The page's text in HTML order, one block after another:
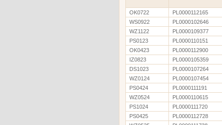
OK0722
PL0000112165
WS0922
PL0000102646
WZ1122
PL0000109377
PS0123
PL0000110151
OK0423
PL0000112900
IZ0823
PL0000105359
DS1023
PL0000107264
WZ0124
PL0000107454
PS0424
PL0000111191
WZ0524
PL0000110615
PS1024
PL0000111720
PS0425
PL0000112728